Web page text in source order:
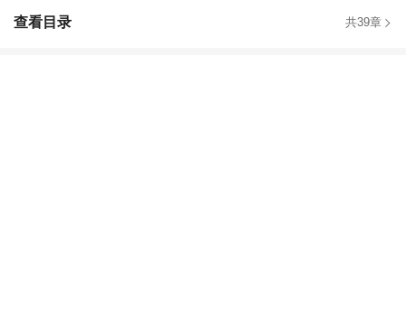
查看目录 共39章